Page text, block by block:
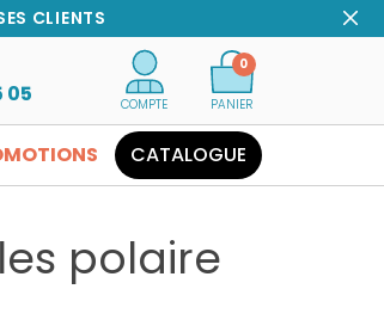
CLIENTS
05 COMPTE PANIER
0
CATALOGUE
polaire